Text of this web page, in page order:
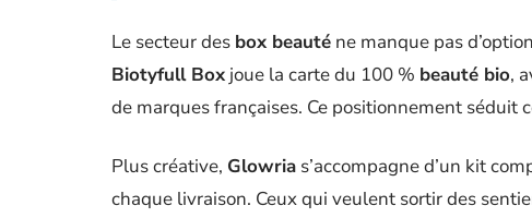
Le secteur des box beauté ne manque pas
Biotyfull Box joue la carte du 100 % beauté bio,
de marques françaises. Ce positionnement
Plus créative, Glowria s’accompagne d’un kit
chaque livraison. Ceux qui veulent sortir des